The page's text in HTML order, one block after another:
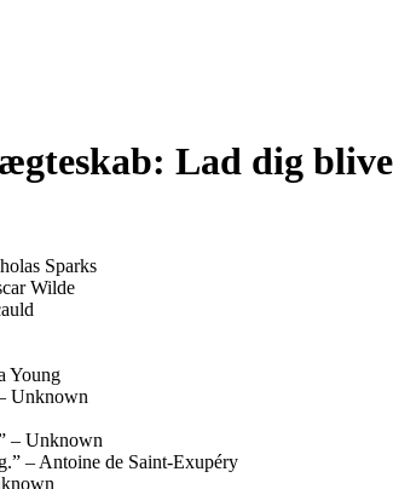
Lad dig
Sparks
Wilde
Young
Unknown
– Unknown
– Antoine de Saint-Exupéry